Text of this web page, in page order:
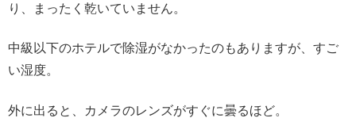
り、まったく乾いていません。
中級以下のホテルで除湿がなかったのもありますが、すご
い湿度。
外に出ると、カメラのレンズがすぐに曇るほど。